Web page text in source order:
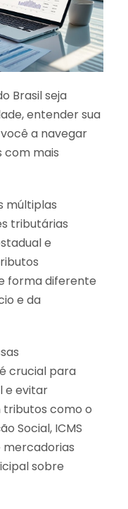
Brasil seja
entender sua
a navegar
com mais
múltiplas
tributárias
e
forma diferente
e da
crucial para
e evitar
tributos como o
Social, ICMS
sobre